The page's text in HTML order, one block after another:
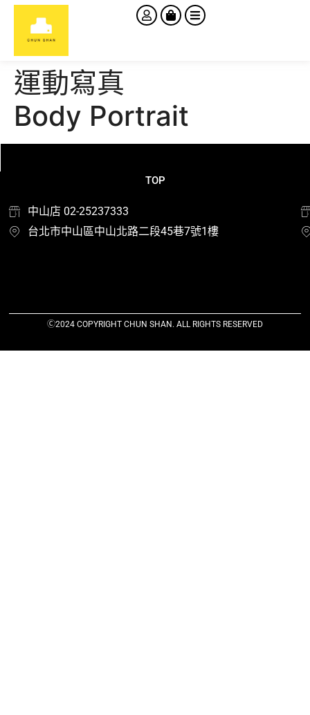
運動寫真
Body Portrait
TOP
中山店 02-25237333
台北市中山區中山北路二段45巷7號1樓
Ⓒ2024 COPYRIGHT CHUN SHAN. ALL RIGHTS RESERVED